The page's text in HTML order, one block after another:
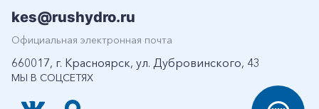
МЫ В СОЦСЕТЯХ
kes@rushydro.ru
Официальная электронная почта
660017, г. Красноярск, ул. Дубровинского, 43